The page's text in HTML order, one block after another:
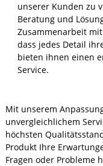
unserer Kunden zu
Beratung und
Zusammenarbeit
dass jedes Detail
bieten ihnen einen
Service.
Mit unserem
unvergleichlichem
höchsten
Produkt Ihre
Fragen oder Probleme